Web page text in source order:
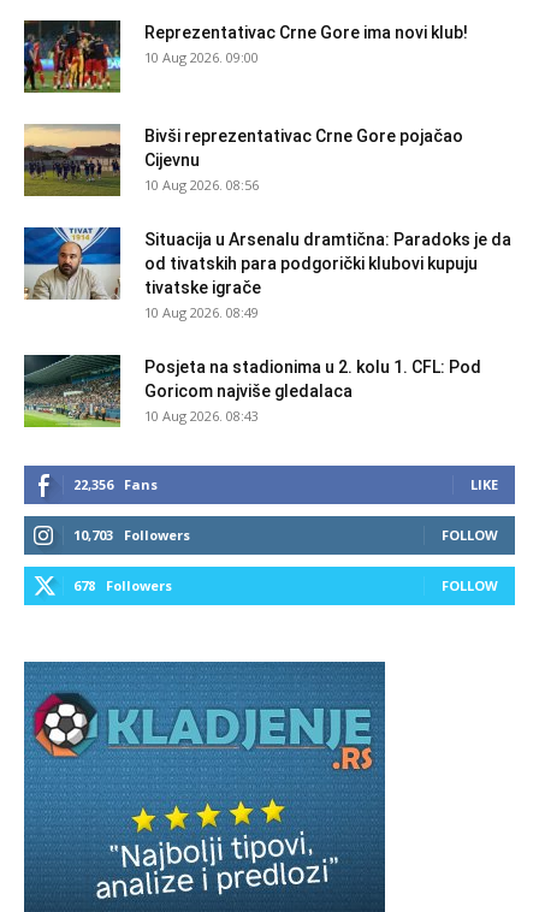
Reprezentativac Crne Gore ima novi klub!
10 Aug 2026. 09:00
Bivši reprezentativac Crne Gore pojačao
Cijevnu
10 Aug 2026. 08:56
Situacija u Arsenalu dramtična: Paradoks je da
od tivatskih para podgorički klubovi kupuju
tivatske igrače
10 Aug 2026. 08:49
Posjeta na stadionima u 2. kolu 1. CFL: Pod
Goricom najviše gledalaca
10 Aug 2026. 08:43
22,356 Fans LIKE
10,703 Followers FOLLOW
678 Followers FOLLOW